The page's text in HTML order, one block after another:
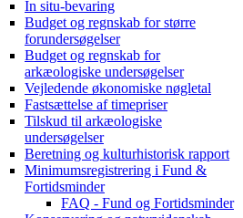
In situ-bevaring
Budget og regnskab for større
forundersøgelser
Budget og regnskab for
arkæologiske undersøgelser
Vejledende økonomiske nøgletal
Fastsættelse af timepriser
Tilskud til arkæologiske
undersøgelser
Beretning og kulturhistorisk rapport
Minimumsregistrering i Fund &
Fortidsminder
FAQ - Fund og Fortidsminder